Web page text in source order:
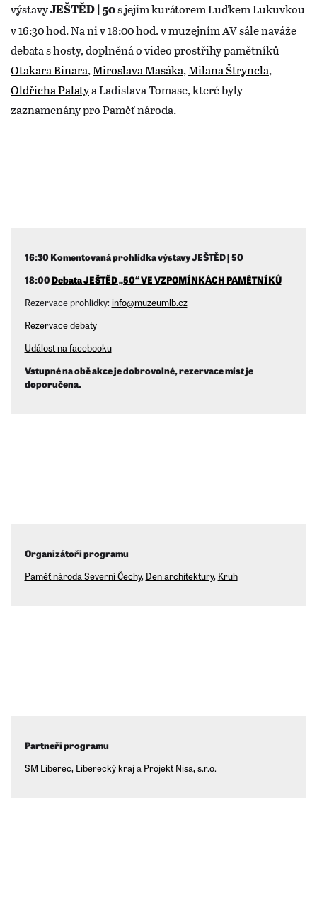
výstavyJEŠTĚD | 50s jejím kurátorem Luďkem Lukuvkou
v 16:30 hod. Na ni v 18:00 hod. v muzejním AV sále naváže
debata s hosty, doplněná o video prostřihy pamětníků
Otakara Binara,Miroslava Masáka,Milana Štryncla,
Oldřicha Palatya Ladislava Tomase, které byly
zaznamenány pro Paměť národa.
16:30 Komentovaná prohlídka výstavy JEŠTĚD | 50
18:00Debata JEŠTĚD „50“ VE VZPOMÍNKÁCH PAMĚTNÍKŮ
Rezervace prohlídky: info@muzeumlb.cz
Rezervace debaty
Událost na facebooku
Vstupné na obě akce je dobrovolné, rezervace míst je
doporučena.
Organizátoři programu
Paměť národa Severní Čechy, Den architektury, Kruh
Partneři programu
SM Liberec, Liberecký kraja Projekt Nisa, s.r.o.